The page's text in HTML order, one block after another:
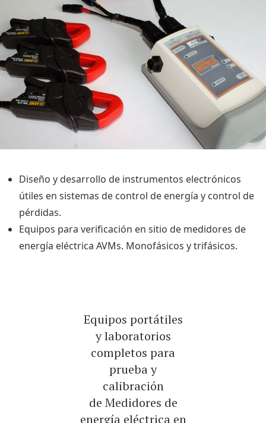
Diseño y desarrollo de instrumentos electrónicos
útiles en sistemas de control de energía y control de
pérdidas.
Equipos para verificación en sitio de medidores de
energía eléctrica AVMs. Monofásicos y trifásicos.
Equipos portátiles
y laboratorios
completos para
prueba y
calibración
de Medidores de
energía eléctrica en